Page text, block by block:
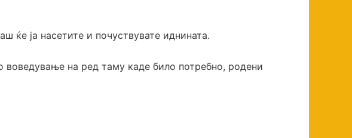
ќе ја насетите и почуствувате иднината.
на ред таму каде било потребно, родени